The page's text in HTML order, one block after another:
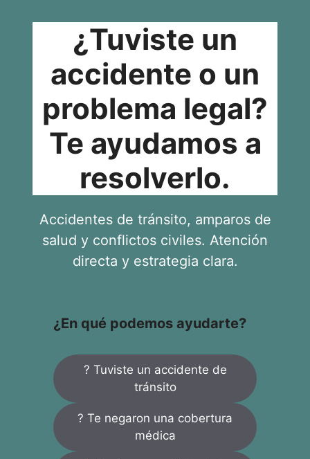
¿Tuviste un
accidente o un
problema legal?
Te ayudamos a
resolverlo.
Accidentes de tránsito, amparos de
salud y conflictos civiles. Atención
directa y estrategia clara.
¿En qué podemos ayudarte?
? Tuviste un accidente de
tránsito
? Te negaron una cobertura
médica